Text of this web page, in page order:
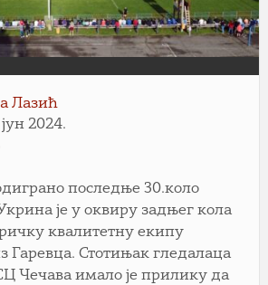
Лазић
2024.
последње 30.коло
је у оквиру задњег кола
квалитетну екипу
Гаревца. Стотињак гледалаца
Чечава имало је прилику да